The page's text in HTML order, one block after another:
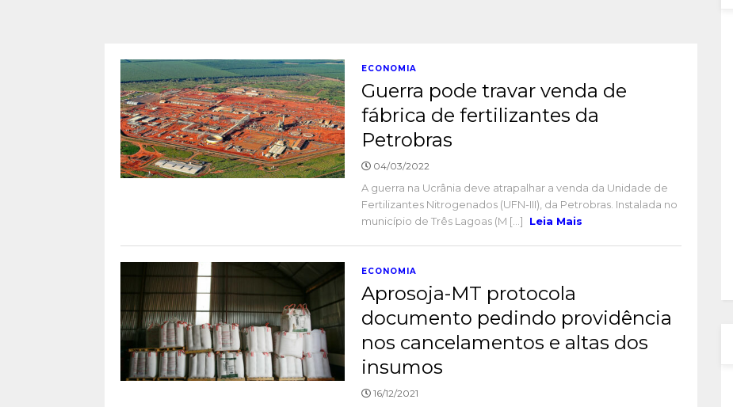
ECONOMIA
Guerra pode travar venda de
fábrica de fertilizantes da
Petrobras
04/03/2022
A guerra na Ucrânia deve atrapalhar a venda da Unidade de
Fertilizantes Nitrogenados (UFN-III), da Petrobras. Instalada no
município de Três Lagoas (M [...]
Leia Mais
ECONOMIA
Aprosoja-MT protocola
documento pedindo providência
nos cancelamentos e altas dos
insumos
16/12/2021